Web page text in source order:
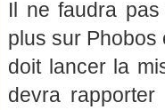
Il ne faudra
plus sur Phobos
doit lancer la
devra